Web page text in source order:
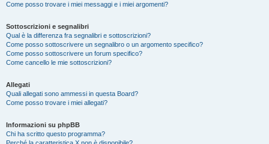
Come posso trovare i miei messaggi e i miei argomenti?
Sottoscrizioni e segnalibri
Qual è la differenza fra segnalibri e sottoscrizioni?
Come posso sottoscrivere un segnalibro o un argomento specifico?
Come posso sottoscrivere un forum specifico?
Come cancello le mie sottoscrizioni?
Allegati
Quali allegati sono ammessi in questa Board?
Come posso trovare i miei allegati?
Informazioni su phpBB
Chi ha scritto questo programma?